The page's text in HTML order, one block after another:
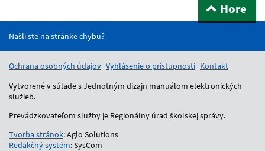
Hore
Našli ste na stránke chybu?
Ochrana osobných údajov Vyhlásenie o prístupnosti Kontakt
Vytvorené v súlade s Jednotným dizajn manuálom elektronických
služieb.
Prevádzkovateľom služby je Regionálny úrad školskej správy.
Tvorba stránok: Aglo Solutions
Redakčný systém: SysCom